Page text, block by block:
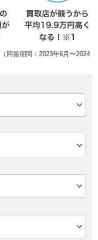
回答期間：2023年6月〜2024